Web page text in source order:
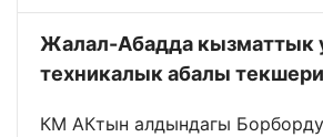
Жалал-Абадда кызматтык
техникалык абалы
КМ АКтын алдындагы